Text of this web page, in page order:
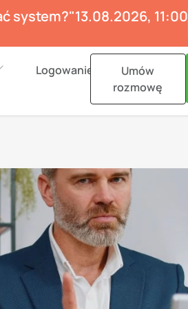
system?"13.08.2026, 11:00
Materiały
Logowanie
Umów
rozmowę